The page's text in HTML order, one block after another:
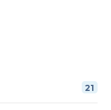
21